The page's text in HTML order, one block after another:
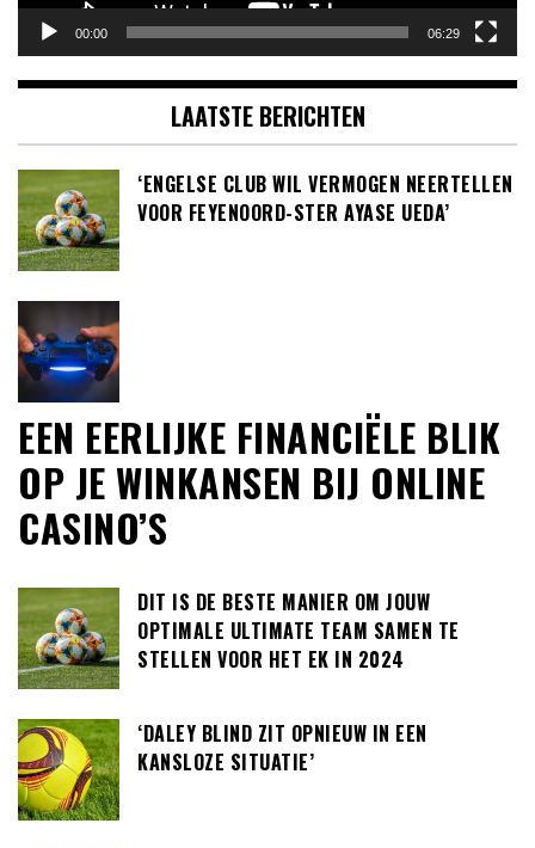
00:00 06:29
LAATSTE BERICHTEN
‘ENGELSE CLUB WIL VERMOGEN NEERTELLEN
VOOR FEYENOORD-STER AYASE UEDA’
EEN EERLIJKE FINANCIËLE BLIK
OP JE WINKANSEN BIJ ONLINE
CASINO’S
DIT IS DE BESTE MANIER OM JOUW
OPTIMALE ULTIMATE TEAM SAMEN TE
STELLEN VOOR HET EK IN 2024
‘DALEY BLIND ZIT OPNIEUW IN EEN
KANSLOZE SITUATIE’